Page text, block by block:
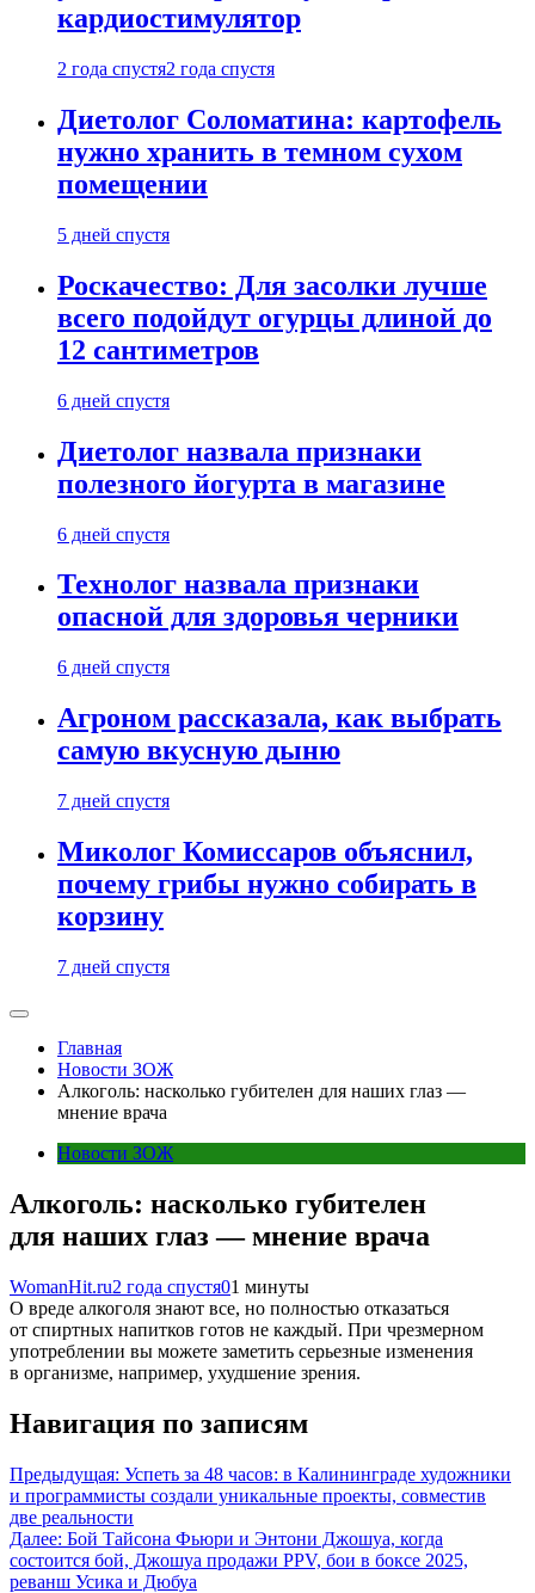
кардиостимулятор
2 года спустя2 года спустя
Диетолог Соломатина: картофель
нужно хранить в темном сухом
помещении
5 дней спустя
Роскачество: Для засолки лучше
всего подойдут огурцы длиной до
12 сантиметров
6 дней спустя
Диетолог назвала признаки
полезного йогурта в магазине
6 дней спустя
Технолог назвала признаки
опасной для здоровья черники
6 дней спустя
Агроном рассказала, как выбрать
самую вкусную дыню
7 дней спустя
Миколог Комиссаров объяснил,
почему грибы нужно собирать в
корзину
7 дней спустя
Главная
Новости ЗОЖ
Алкоголь: насколько губителен для наших глаз —
мнение врача
Новости ЗОЖ
Алкоголь: насколько губителен
для наших глаз — мнение врача
WomanHit.ru2 года спустя01 минуты
О вреде алкоголя знают все, но полностью отказаться
от спиртных напитков готов не каждый. При чрезмерном
употреблении вы можете заметить серьезные изменения
в организме, например, ухудшение зрения.
Навигация по записям
Предыдущая: Успеть за 48 часов: в Калининграде художники
и программисты создали уникальные проекты, совместив
две реальности
Далее: Бой Тайсона Фьюри и Энтони Джошуа, когда
состоится бой, Джошуа продажи PPV, бои в боксе 2025,
реванш Усика и Дюбуа